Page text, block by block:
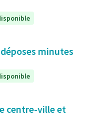
minutes
centre-ville et